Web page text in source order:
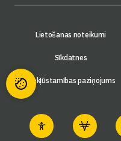
Lietošanas noteikumi
Sīkdatnes
Piekļūstamības paziņojums